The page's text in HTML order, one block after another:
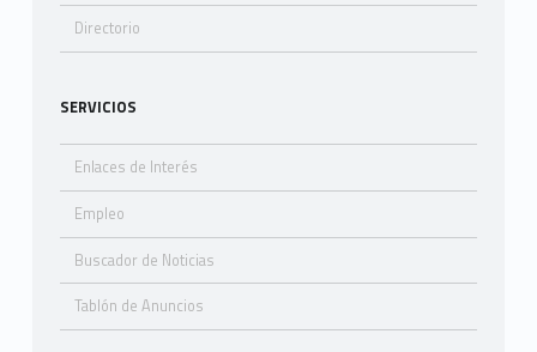
Directorio
SERVICIOS
Enlaces de Interés
Empleo
Buscador de Noticias
Tablón de Anuncios